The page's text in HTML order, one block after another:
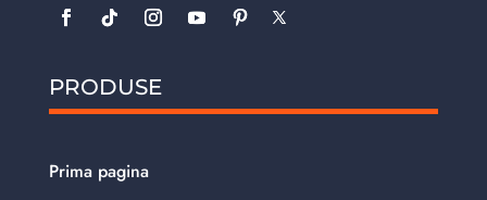
PRODUSE
Prima pagina